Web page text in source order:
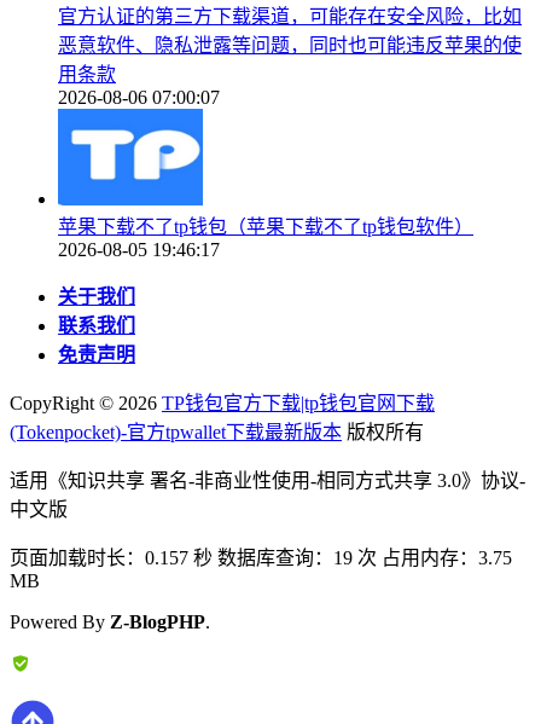
官方认证的第三方下载渠道，可能存在安全风险，比如
恶意软件、隐私泄露等问题，同时也可能违反苹果的使
用条款
2026-08-06 07:00:07
苹果下载不了tp钱包（苹果下载不了tp钱包软件）
2026-08-05 19:46:17
关于我们
联系我们
免责声明
CopyRight © 2026 TP钱包官方下载|tp钱包官网下载
(Tokenpocket)-官方tpwallet下载最新版本 版权所有
适用《知识共享 署名-非商业性使用-相同方式共享 3.0》协议-
中文版
页面加载时长：0.157 秒 数据库查询：19 次 占用内存：3.75
MB
Powered By Z-BlogPHP.